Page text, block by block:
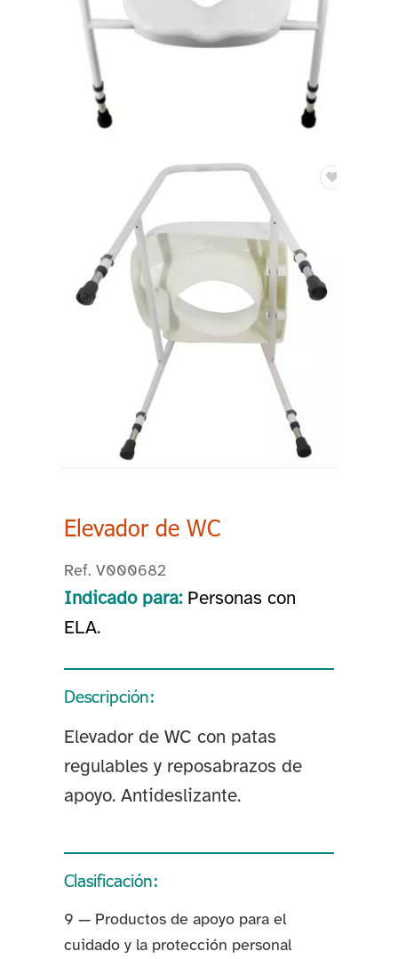
Elevador de WC
Ref. V000682
Indicado para: Personas con
ELA.
Descripción:
Elevador de WC con patas
regulables y reposabrazos de
apoyo. Antideslizante.
Clasificación:
9 — Productos de apoyo para el
cuidado y la protección personal